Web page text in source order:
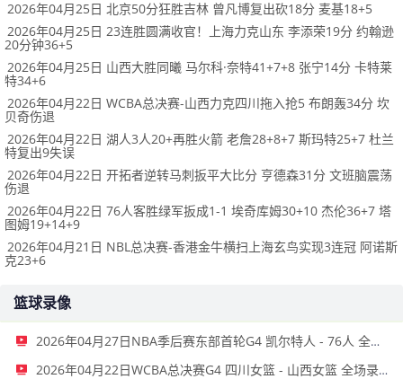
2026年04月25日 北京50分狂胜吉林 曾凡博复出砍18分 麦基18+5
2026年04月25日 23连胜圆满收官！上海力克山东 李添荣19分 约翰逊
20分钟36+5
2026年04月25日 山西大胜同曦 马尔科·奈特41+7+8 张宁14分 卡特莱
特34+6
2026年04月22日 WCBA总决赛-山西力克四川拖入抢5 布朗轰34分 坎
贝奇伤退
2026年04月22日 湖人3人20+再胜火箭 老詹28+8+7 斯玛特25+7 杜兰
特复出9失误
2026年04月22日 开拓者逆转马刺扳平大比分 亨德森31分 文班脑震荡
伤退
2026年04月22日 76人客胜绿军扳成1-1 埃奇库姆30+10 杰伦36+7 塔
图姆19+14+9
2026年04月21日 NBL总决赛-香港金牛横扫上海玄鸟实现3连冠 阿诺斯
克23+6
篮球录像
2026年04月27日NBA季后赛东部首轮G4 凯尔特人 - 76人 全场录像
2026年04月22日WCBA总决赛G4 四川女篮 - 山西女篮 全场录像